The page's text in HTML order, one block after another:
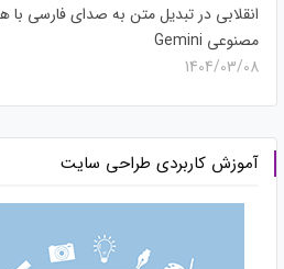
انقلابی در تبدیل متن به صدای فارسی
مصنوعی Gemini
1404/03/08
آموزش کاربردی طراحی سایت